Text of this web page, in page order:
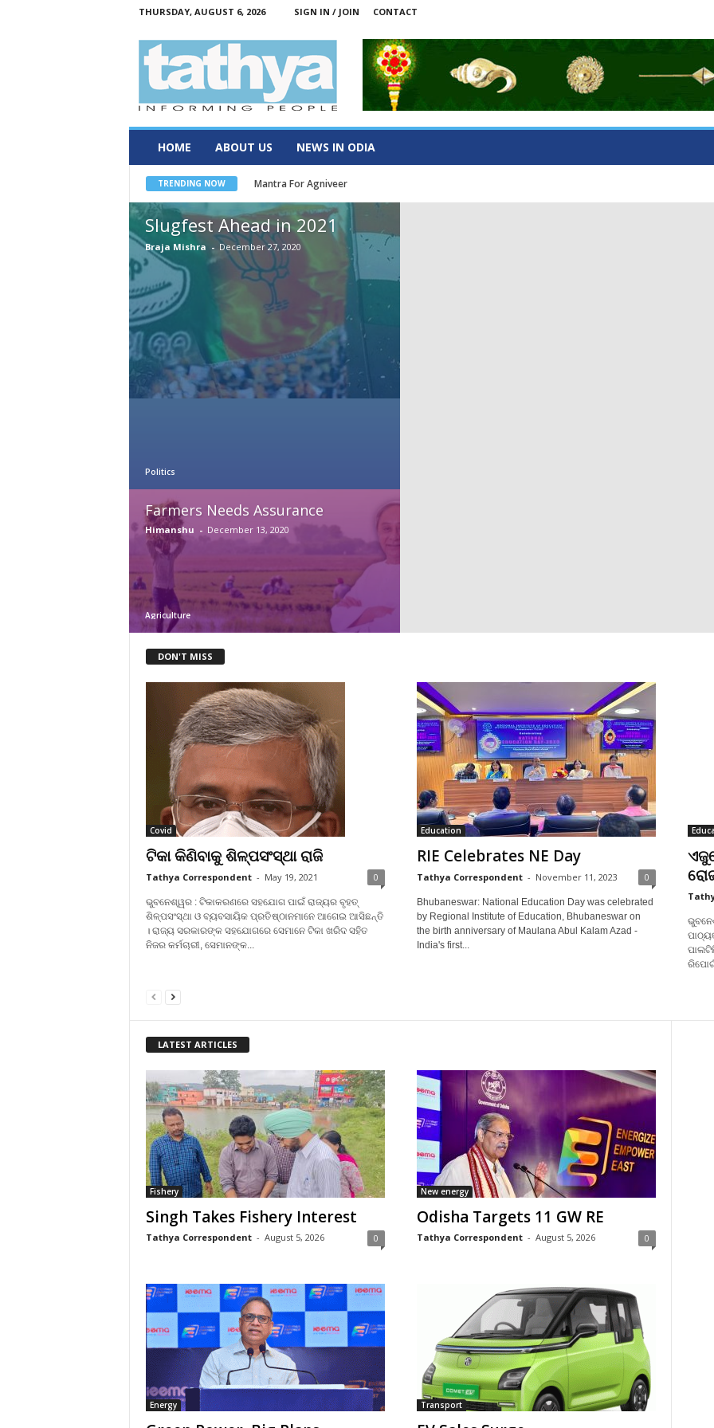
THURSDAY, AUGUST 6, 2026 SIGN IN / JOIN
CONTACT
HOME ABOUT US NEWS IN ODIA
TRENDING NOW Mantra For Agniveer
Politics
Slugfest Ahead in 2021
Braja Mishra - December 27, 2020
Agriculture
Farmers Needs Assurance
Himanshu - December 13, 2020
DON'T MISS
Covid
ଟିକା କିଣିବାକୁ ଶିଳ୍ପସଂସ୍ଥା ରାଜି
Tathya Correspondent - May 19, 2021 0
ଭୁବନେଶ୍ୱର : ଟିକାକରଣରେ ସହଯୋଗ ପାଇଁ ରାଜ୍ୟର ବୃହତ୍‍
ଶିଳ୍ପସଂସ୍ଥା ଓ ବ୍ୟବସାୟିକ ପ୍ରତିଷ୍ଠାନମାନେ ଆଗେଇ ଆସିଛନ୍ତି
। ରାଜ୍ୟ ସରକାରଙ୍କ ସହଯୋଗରେ ସେମାନେ ଟିକା ଖରିଦ ସହିତ
ନିଜର କର୍ମଚାରୀ, ସେମାନଙ୍କ...
Education
RIE Celebrates NE Day
Tathya Correspondent - November 11, 2023 0
Bhubaneswar: National Education Day was celebrated
by Regional Institute of Education, Bhubaneswar on
the birth anniversary of Maulana Abul Kalam Azad -
India's first...
LATEST ARTICLES
Fishery
Singh Takes Fishery Interest
Tathya Correspondent - August 5, 2026 0
New energy
Odisha Targets 11 GW RE
Tathya Correspondent - August 5, 2026 0
Energy Transport